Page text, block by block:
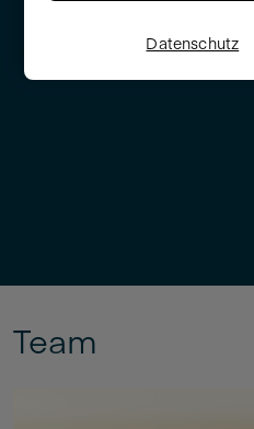
Team
Datenschutz